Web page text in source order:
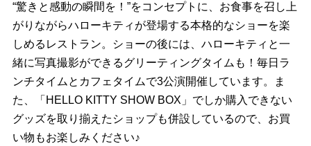
“驚きと感動の瞬間を！”をコンセプトに、お食事を召し上
がりながらハローキティが登場する本格的なショーを楽
しめるレストラン。ショーの後には、ハローキティと一
緒に写真撮影ができるグリーティングタイムも！毎日ラ
ンチタイムとカフェタイムで3公演開催しています。ま
た、「HELLO KITTY SHOW BOX」でしか購入できない
グッズを取り揃えたショップも併設しているので、お買
い物もお楽しみください♪